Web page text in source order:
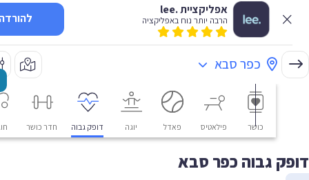
אפליקציית .lee
הרבה יותר נוח באפליקציה להורדה
כפר סבא
פילאטיס פאדל דופק גבוה חדר כושר חוגים
גבוה כפר סבא